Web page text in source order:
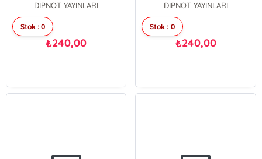
DİPNOT YAYINLARI
Stok : 0
₺240,00
DİPNOT YAYINLARI
Stok : 0
₺240,00